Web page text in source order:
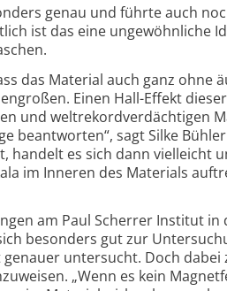
genau und führte auch
ist das eine ungewöhnliche
das Material auch ganz ohne
Einen Hall-Effekt
und weltrekord­verdächtigen
beantworten“, sagt Silke
handelt es sich dann vielleicht
im Inneren des Materials
am Paul Scherrer Institut in
besonders gut zur
untersucht. Doch dabei
„Wenn es kein